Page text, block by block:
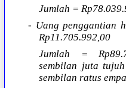
Jumlah =
- Uang penggantian
Rp11.705.992,00
Jumlah =
sembilan juta
sembilan ratus